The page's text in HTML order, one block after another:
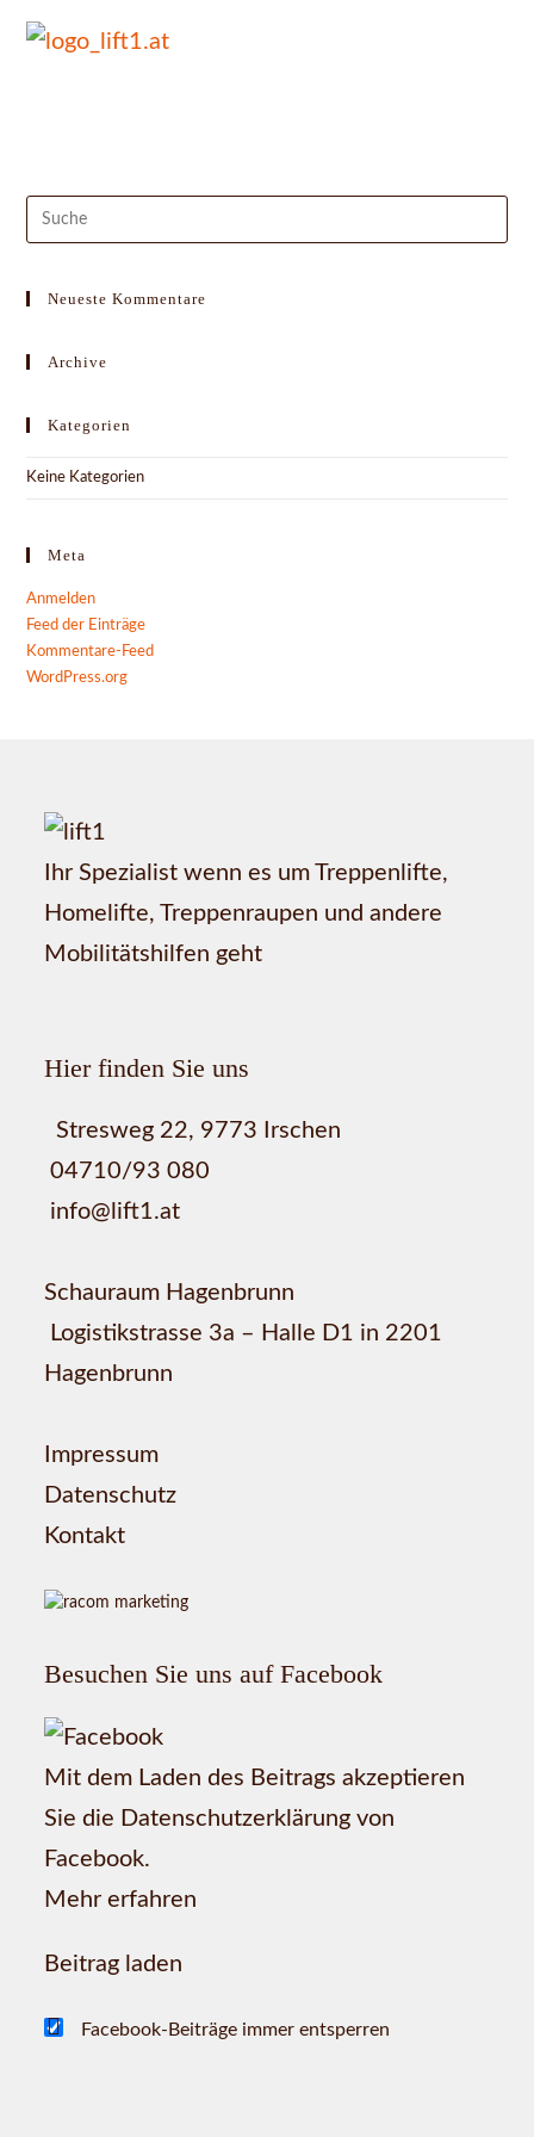
Suche
Neueste Kommentare
Archive
Kategorien
Keine Kategorien
Meta
Anmelden
Feed der Einträge
Kommentare-Feed
WordPress.org
Ihr Spezialist wenn es um Treppenlifte,
Homelifte, Treppenraupen und andere
Mobilitätshilfen geht
Hier finden Sie uns
Stresweg 22, 9773 Irschen
04710/93 080
info@lift1.at
Schauraum Hagenbrunn
Logistikstrasse 3a – Halle D1 in 2201
Hagenbrunn
Impressum
Datenschutz
Kontakt
Besuchen Sie uns auf Facebook
Mit dem Laden des Beitrags akzeptieren
Sie die Datenschutzerklärung von
Facebook.
Mehr erfahren
Beitrag laden
Facebook-Beiträge immer entsperren